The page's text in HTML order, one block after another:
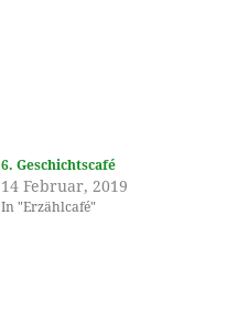
6. Geschichtscafé
14 Februar, 2019
In "Erzählcafé"